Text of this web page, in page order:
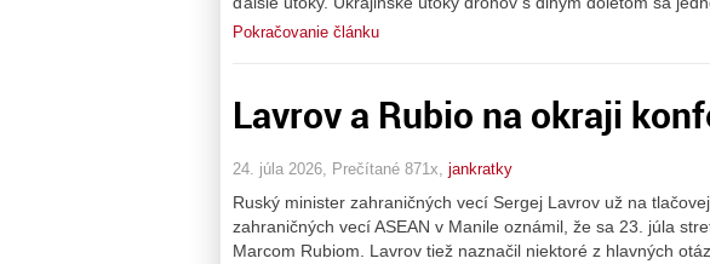
Pokračovanie článku
Lavrov a Rubio na okraji
24. júla 2026, Prečítané 871x, jankratky
Ruský minister zahraničných vecí Sergej Lavrov už na
zahraničných vecí ASEAN v Manile oznámil, že sa 23. júla
Marcom Rubiom. Lavrov tiež naznačil niektoré z hlavných